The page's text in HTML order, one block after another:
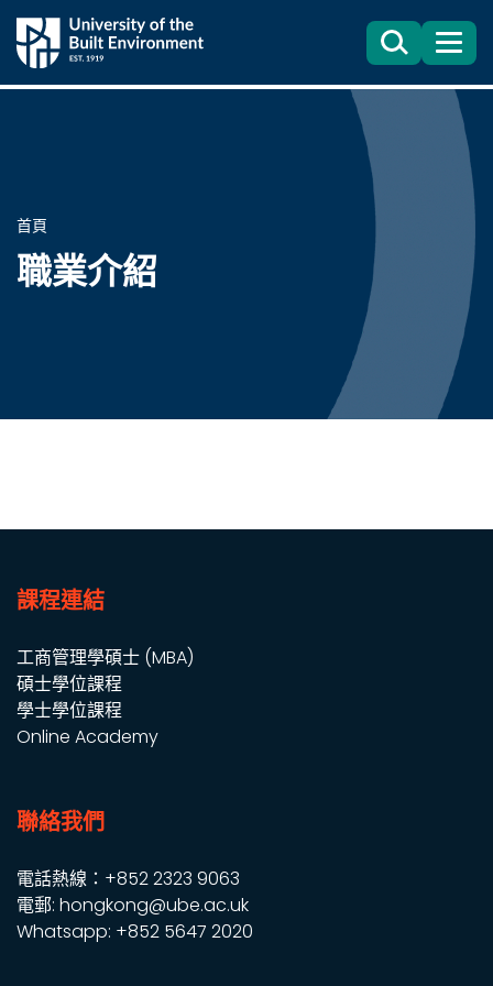
Search
目
錄
首頁
職業介紹
課程連結
工商管理學碩士 (MBA)
碩士學位課程
學士學位課程
Online Academy
聯絡我們
電話熱線：+852 2323 9063
電郵: hongkong@ube.ac.uk
Whatsapp: +852 5647 2020